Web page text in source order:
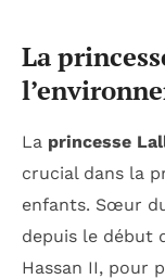
La
La princesse
crucial dans la
enfants. Sœur
depuis le début
Hassan II, pour